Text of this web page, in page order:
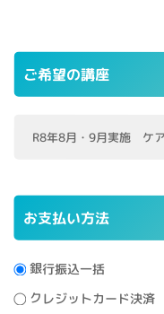
ご希望の講座
お支払い方法
銀行振込一括
クレジットカード決済